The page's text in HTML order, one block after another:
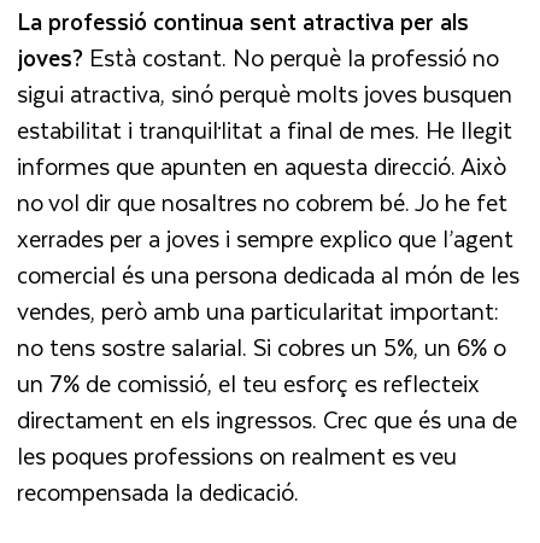
La professió continua sent atractiva per als
joves? Està costant. No perquè la professió no
sigui atractiva, sinó perquè molts joves busquen
estabilitat i tranquil·litat a final de mes. He llegit
informes que apunten en aquesta direcció. Això
no vol dir que nosaltres no cobrem bé. Jo he fet
xerrades per a joves i sempre explico que l’agent
comercial és una persona dedicada al món de les
vendes, però amb una particularitat important:
no tens sostre salarial. Si cobres un 5%, un 6% o
un 7% de comissió, el teu esforç es reflecteix
directament en els ingressos. Crec que és una de
les poques professions on realment es veu
recompensada la dedicació.